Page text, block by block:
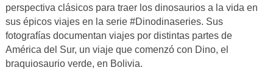
perspectiva clásicos para traer los dinosaurios a la vida en
sus épicos viajes en la serie #Dinodinaseries. Sus
fotografías documentan viajes por distintas partes de
América del Sur, un viaje que comenzó con Dino, el
braquiosaurio verde, en Bolivia.